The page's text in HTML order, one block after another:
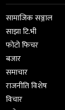
सामाजिक सञ्जाल
साझा टि.भी
फोटो फिचर
बजार
समाचार
राजनीति विशेष
विचार